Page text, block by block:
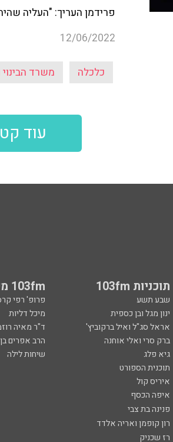
פרידמן העריך: "העליה
12/06/2022
כלכלה משרד הבינוי
עוד
תוכניות 103fm 103fm מייעצים
שבע תשע פרופ' רפי
ינון מגל ובן כספית
מיכל דליות
אראל סג"ל ואיל ברקוביץ'
ד"ר מאיה
ברק סרי ואלי אוחנה
הרב אפרים
גיא פלג
שיחות לילה
תוכנית הספורט
איריס קול
איפה הכסף
פנינה בת צבי
רון קופמן ואריה אלדד
רז שכניק